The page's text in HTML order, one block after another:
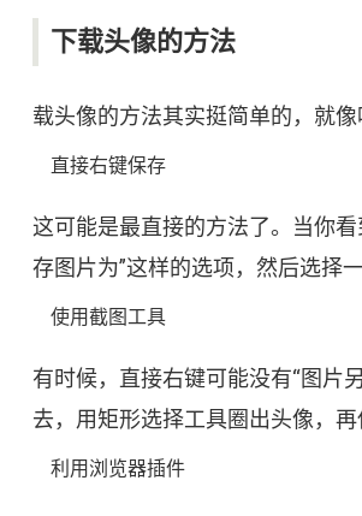
下载头像的方法
载头像的方法其实挺简单的，就
直接右键保存
这可能是最直接的方法了。当你
存图片为”这样的选项，然后选择
使用截图工具
有时候，直接右键可能没有“图片
去，用矩形选择工具圈出头像，
利用浏览器插件